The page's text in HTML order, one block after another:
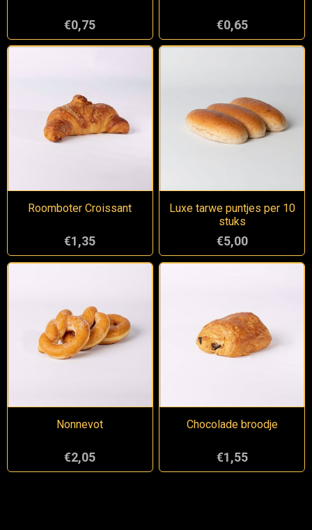
€0,75 €0,65
Roomboter Croissant
€1,35
Luxe tarwe puntjes per 10
stuks
€5,00
Nonnevot
€2,05
Chocolade broodje
€1,55